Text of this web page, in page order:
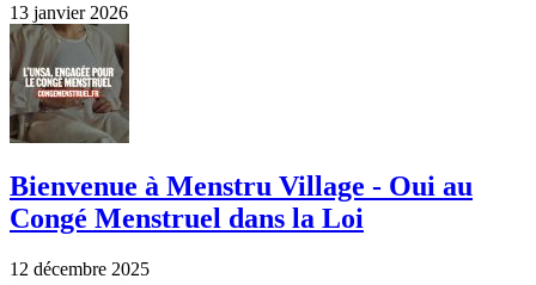
13 janvier 2026
Bienvenue à Menstru Village - Oui au
Congé Menstruel dans la Loi
12 décembre 2025